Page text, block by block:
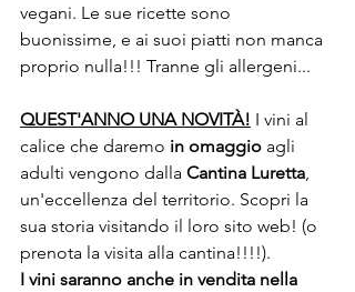
vegani. Le sue ricette sono
buonissime, e ai suoi piatti non manca
proprio nulla!!! Tranne gli allergeni...
QUEST'ANNO UNA NOVITÀ! I vini al
calice che daremo in omaggio agli
adulti vengono dalla Cantina Luretta,
un'eccellenza del territorio. Scopri la
sua storia visitando il loro sito web! (o
prenota la visita alla cantina!!!!).
I vini saranno anche in vendita nella